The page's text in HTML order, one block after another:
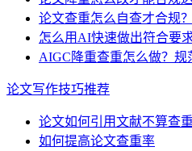
论文查重怎么自查才合规
怎么用AI快速做出符合要求
AIGC降重查重怎么做？规
论文写作技巧推荐
论文如何引用文献不算查
如何提高论文查重率